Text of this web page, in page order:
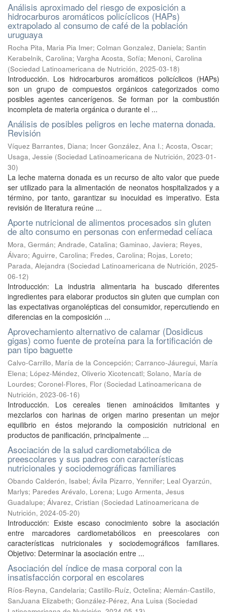
Análisis aproximado del riesgo de exposición a
hidrocarburos aromáticos policíclicos (HAPs)
extrapolado al consumo de café de la población
uruguaya
Rocha Pita, Maria Pia Imer; Colman Gonzalez, Daniela; Santin
Kerabelnik, Carolina; Vargha Acosta, Sofía; Menoni, Carolina
(Sociedad Latinoamericana de Nutrición, 2025-03-18)
Introducción. Los hidrocarburos aromáticos policíclicos (HAPs)
son un grupo de compuestos orgánicos categorizados como
posibles agentes cancerígenos. Se forman por la combustión
incompleta de materia orgánica o durante el ...
Análisis de posibles peligros en leche materna donada.
Revisión
Víquez Barrantes, Diana; Incer González, Ana I.; Acosta, Oscar;
Usaga, Jessie (Sociedad Latinoamericana de Nutrición, 2023-01-
30)
La leche materna donada es un recurso de alto valor que puede
ser utilizado para la alimentación de neonatos hospitalizados y a
término, por tanto, garantizar su inocuidad es imperativo. Esta
revisión de literatura reúne ...
Aporte nutricional de alimentos procesados sin gluten
de alto consumo en personas con enfermedad celíaca
Mora, Germán; Andrade, Catalina; Gaminao, Javiera; Reyes,
Álvaro; Aguirre, Carolina; Fredes, Carolina; Rojas, Loreto;
Parada, Alejandra (Sociedad Latinoamericana de Nutrición, 2025-
06-12)
Introducción: La industria alimentaria ha buscado diferentes
ingredientes para elaborar productos sin gluten que cumplan con
las expectativas organolépticas del consumidor, repercutiendo en
diferencias en la composición ...
Aprovechamiento alternativo de calamar (Dosidicus
gigas) como fuente de proteína para la fortificación de
pan tipo baguette
Calvo-Carrillo, María de la Concepción; Carranco-Jáuregui, María
Elena; López-Méndez, Oliverio Xicotencatl; Solano, María de
Lourdes; Coronel-Flores, Flor (Sociedad Latinoamericana de
Nutrición, 2023-06-16)
Introducción. Los cereales tienen aminoácidos limitantes y
mezclarlos con harinas de origen marino presentan un mejor
equilibrio en éstos mejorando la composición nutricional en
productos de panificación, principalmente ...
Asociación de la salud cardiometabólica de
preescolares y sus padres con características
nutricionales y sociodemográficas familiares
Obando Calderón, Isabel; Ávila Pizarro, Yennifer; Leal Oyarzún,
Marlys; Paredes Arévalo, Lorena; Lugo Armenta, Jesus
Guadalupe; Álvarez, Cristian (Sociedad Latinoamericana de
Nutrición, 2024-05-20)
Introducción: Existe escaso conocimiento sobre la asociación
entre marcadores cardiometabólicos en preescolares con
características nutricionales y sociodemográficos familiares.
Objetivo: Determinar la asociación entre ...
Asociación del índice de masa corporal con la
insatisfacción corporal en escolares
Ríos-Reyna, Candelaria; Castillo-Ruíz, Octelina; Alemán-Castillo,
SanJuana Elizabeth; González-Pérez, Ana Luisa (Sociedad